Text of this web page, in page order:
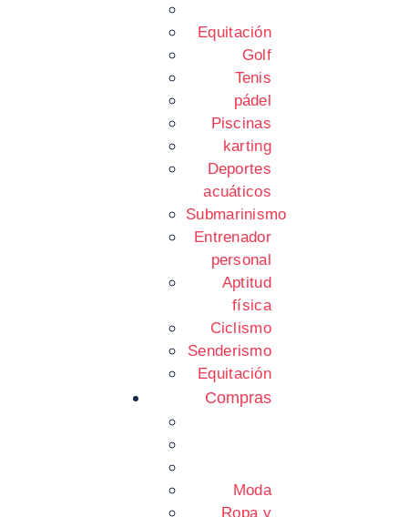
Equitación
Golf
Tenis
pádel
Piscinas
karting
Deportes
acuáticos
Submarinismo
Entrenador
personal
Aptitud
física
Ciclismo
Senderismo
Equitación
Compras
Moda
Ropa y